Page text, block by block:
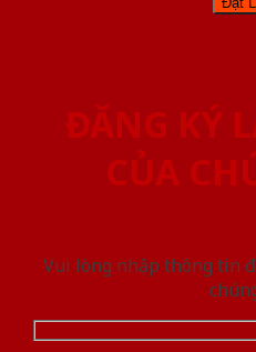
ĐĂNG KÝ
CỦA
Vui lòng nhập thông tin